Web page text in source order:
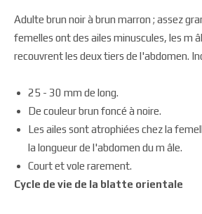
Adulte brun noir à brun marron ; assez
femelles ont des ailes minuscules, les m
recouvrent les deux tiers de l'abdomen.
25 - 30 mm de long.
De couleur brun foncé à noire.
Les ailes sont atrophiées chez la
la longueur de l'abdomen du m âle.
Court et vole rarement.
Cycle de vie de la blatte orientale